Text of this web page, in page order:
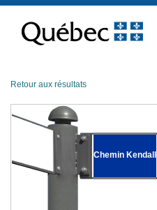
contenu
Retour aux résultats
Chemin Kendall